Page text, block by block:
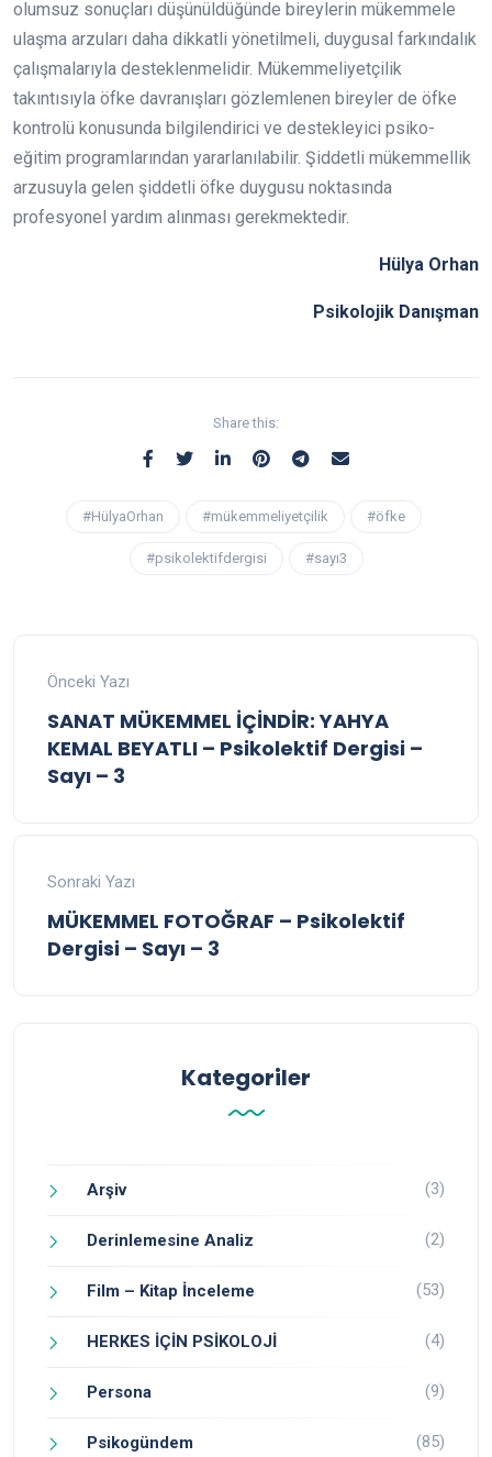
olumsuz sonuçları düşünüldüğünde bireylerin mükemmele
ulaşma arzuları daha dikkatli yönetilmeli, duygusal farkındalık
çalışmalarıyla desteklenmelidir. Mükemmeliyetçilik
takıntısıyla öfke davranışları gözlemlenen bireyler de öfke
kontrolü konusunda bilgilendirici ve destekleyici psiko-
eğitim programlarından yararlanılabilir. Şiddetli mükemmellik
arzusuyla gelen şiddetli öfke duygusu noktasında
profesyonel yardım alınması gerekmektedir.
Hülya Orhan
Psikolojik Danışman
Share this:
#HülyaOrhan #mükemmeliyetçilik #öfke
#psikolektifdergisi #sayı3
Önceki Yazı
SANAT MÜKEMMEL İÇİNDİR: YAHYA
KEMAL BEYATLI – Psikolektif Dergisi –
Sayı – 3
Sonraki Yazı
MÜKEMMEL FOTOĞRAF – Psikolektif
Dergisi – Sayı – 3
Kategoriler
Arşiv (3)
Derinlemesine Analiz (2)
Film – Kitap İnceleme (53)
HERKES İÇİN PSİKOLOJİ (4)
Persona (9)
Psikogündem (85)